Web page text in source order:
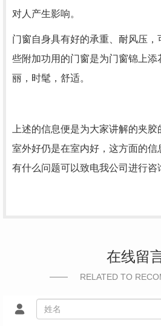
对人产生影响。
门窗自身具有好的承重、耐风压
些附加功用的门窗是为门窗锦上添
丽，时髦，舒适。
上述的信息便是为大家讲解的夹
室外好仍是在室内好，这方面的信
有什么问题可以致电我公司进行咨
在线留
RELATED TO